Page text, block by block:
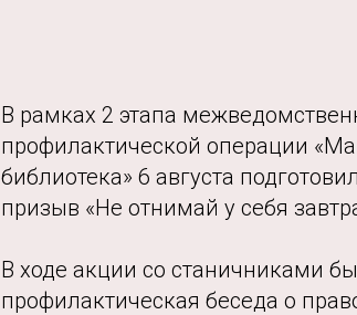
В рамках 2 этапа
профилактической операции
библиотека» 6 августа
призыв «Не отнимай у себя
В ходе акции со станичниками
профилактическая беседа о